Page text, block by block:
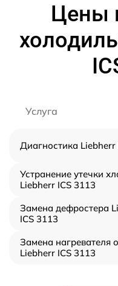
Цены
Услуга
Диагностика Liebherr
Устранение утечки
Liebherr ICS 3113
Замена дефростера
ICS 3113
Замена нагревателя
Liebherr ICS 3113